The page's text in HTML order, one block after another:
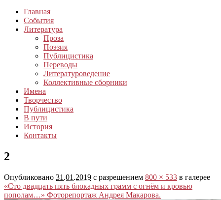
Главная
События
Литература
Проза
Поэзия
Публицистика
Переводы
Литературоведение
Коллективные сборники
Имена
Творчество
Публицистика
В пути
История
Контакты
2
Опубликовано 31.01.2019 с разрешением 800 × 533 в галерее
«Сто двадцать пять блокадных грамм с огнём и кровью
пополам…» Фоторепортаж Андрея Макарова.